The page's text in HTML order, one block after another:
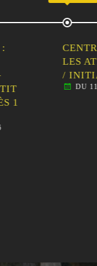
CENTRE
LES
/
DU 11/08/